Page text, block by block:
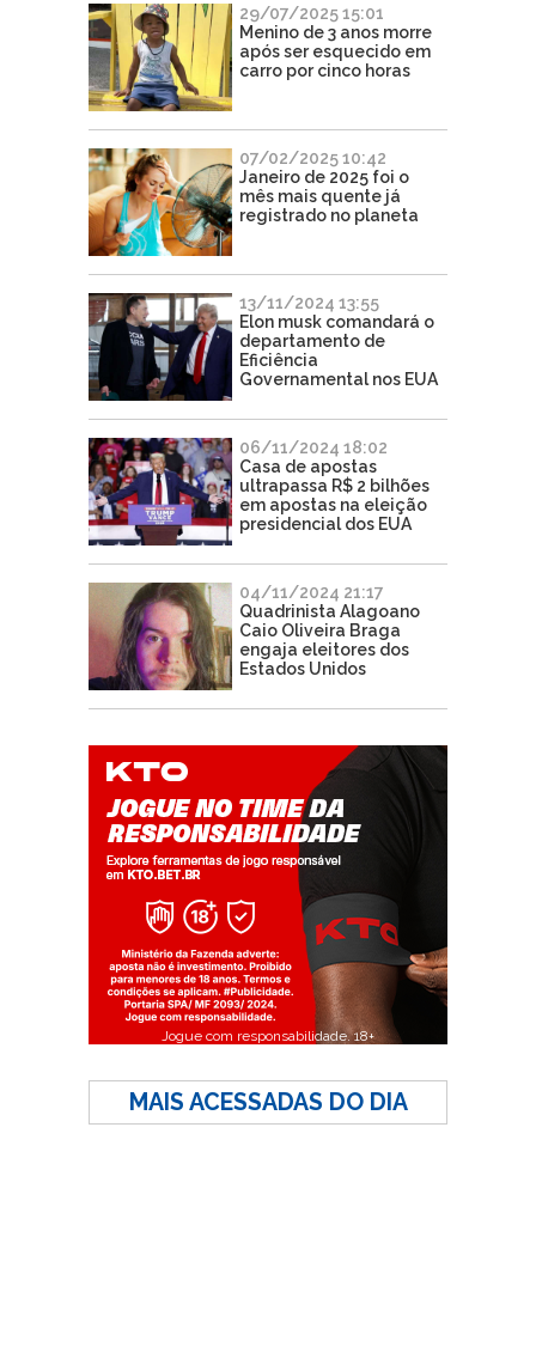
29/07/2025 15:01
Menino de 3 anos morre
após ser esquecido em
carro por cinco horas
07/02/2025 10:42
Janeiro de 2025 foi o
mês mais quente já
registrado no planeta
13/11/2024 13:55
Elon musk comandará o
departamento de
Eficiência
Governamental nos EUA
06/11/2024 18:02
Casa de apostas
ultrapassa R$ 2 bilhões
em apostas na eleição
presidencial dos EUA
04/11/2024 21:17
Quadrinista Alagoano
Caio Oliveira Braga
engaja eleitores dos
Estados Unidos
Jogue com responsabilidade. 18+
MAIS ACESSADAS DO DIA